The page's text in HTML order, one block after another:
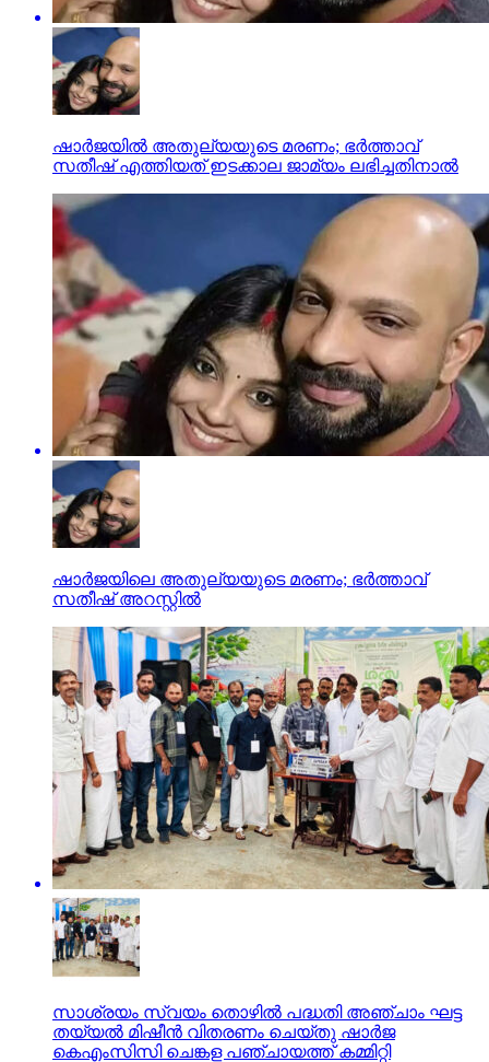
ഷാര്‍ജയില്‍ അതുല്യയുടെ മരണം; ഭര്‍ത്താവ്
സതീഷ് എത്തിയത് ഇടക്കാല ജാമ്യം ലഭിച്ചതിനാല്‍
ഷാര്‍ജയിലെ അതുല്യയുടെ മരണം; ഭര്‍ത്താവ്
സതീഷ് അറസ്റ്റില്‍
സാശ്രയം സ്വയം തൊഴിൽ പദ്ധതി അഞ്ചാം ഘട്ട
തയ്യൽ മിഷീൻ വിതരണം ചെയ്തു ഷാർജ
കെഎംസിസി ചെങ്കള പഞ്ചായത്ത് കമ്മിറ്റി